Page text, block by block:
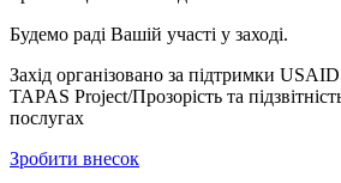
Будемо раді Вашій участі у заході.
Захід організовано за підтримки
TAPAS Project/Прозорість та
послугах
Зробити внесок